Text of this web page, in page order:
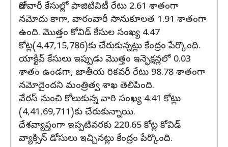
రోజువారీ కేసుల్లో పాజిటివిటీ రేటు 2.61 శాతంగా
నమోదు కాగా, వారంవారీ సానుకూలత 1.91 శాతంగా
ఉంది. మొత్తం కోవిడ్ కేసుల సంఖ్య 4.47
కోట్ల(4,47,15,786)కు చేరుకున్నట్లు కేంద్రం పేర్కొంది.
యాక్టివ్ కేసులు ఇప్పుడు మొత్తం ఇన్ఫెక్షన్లలో 0.03
శాతం ఉండగా, జాతీయ రికవరీ రేటు 98.78 శాతంగా
నమోదైందని మంత్రిత్వ శాఖ తెలిపింది.
వేరస్ నుంచి కోలుకున్న వారి సంఖ్య 4.41 కోట్లు
(4,41,69,711)కు చేరుకున్నాయి.
దేశవ్యాప్తంగా ఇప్పటివరకు 220.65 కోట్ల కోవిడ్
వ్యాక్సిన్ డోసులు ఇచ్చినట్లు కేంద్రం పేర్కొంది.